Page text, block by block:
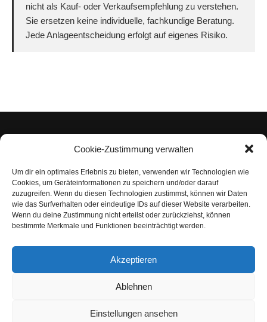
Cookie-Zustimmung verwalten
Um dir ein optimales Erlebnis zu bieten, verwenden wir Technologien wie
Cookies, um Geräteinformationen zu speichern und/oder darauf
zuzugreifen. Wenn du diesen Technologien zustimmst, können wir Daten
wie das Surfverhalten oder eindeutige IDs auf dieser Website verarbeiten.
Wenn du deine Zustimmung nicht erteilst oder zurückziehst, können
bestimmte Merkmale und Funktionen beeinträchtigt werden.
Akzeptieren
Ablehnen
Einstellungen ansehen
nicht als Kauf- oder Verkaufsempfehlung zu verstehen.
Sie ersetzen keine individuelle, fachkundige Beratung.
Jede Anlageentscheidung erfolgt auf eigenes Risiko.
Impressum
Datenschutzerklärung
Nutzungsbedingungen | Haftungsausschluss
AGB